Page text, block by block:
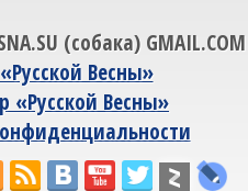
(собака) GMAIL.COM
Весны»
«Русской Весны»